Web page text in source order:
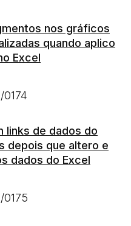
nos gráficos
quando aplico
Excel
links de dados do
depois que altero e
dados do Excel